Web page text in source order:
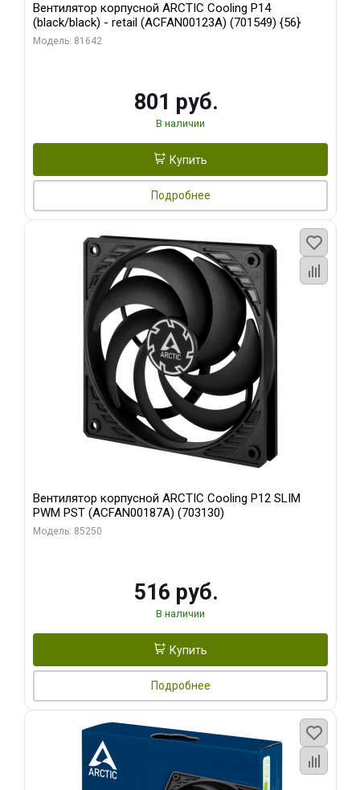
Вентилятор корпусной ARCTIC Cooling P14
(black/black) - retail (ACFAN00123A) (701549) {56}
Модель: 81642
801 руб.
В наличии
Купить
Подробнее
Вентилятор корпусной ARCTIC Cooling P12 SLIM
PWM PST (ACFAN00187A) (703130)
Модель: 85250
516 руб.
В наличии
Купить
Подробнее